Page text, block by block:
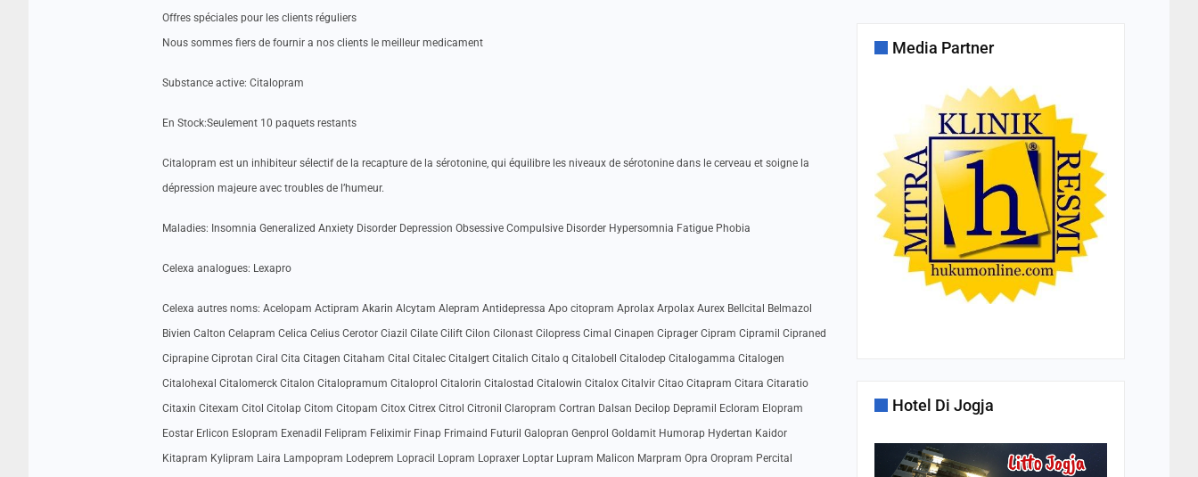
Offres spéciales pour les clients réguliers
Nous sommes fiers de fournir a nos clients le meilleur medicament
Substance active: Citalopram
En Stock:Seulement 10 paquets restants
Citalopram est un inhibiteur sélectif de la recapture de la sérotonine, qui équilibre les niveaux de sérotonine dans le cerveau et soigne la
dépression majeure avec troubles de l’humeur.
Maladies: Insomnia Generalized Anxiety Disorder Depression Obsessive Compulsive Disorder Hypersomnia Fatigue Phobia
Celexa analogues: Lexapro
Celexa autres noms: Acelopam Actipram Akarin Alcytam Alepram Antidepressa Apo citopram Aprolax Arpolax Aurex Bellcital Belmazol
Bivien Calton Celapram Celica Celius Cerotor Ciazil Cilate Cilift Cilon Cilonast Cilopress Cimal Cinapen Ciprager Cipram Cipramil Cipraned
Ciprapine Ciprotan Ciral Cita Citagen Citaham Cital Citalec Citalgert Citalich Citalo q Citalobell Citalodep Citalogamma Citalogen
Citalohexal Citalomerck Citalon Citalopramum Citaloprol Citalorin Citalostad Citalowin Citalox Citalvir Citao Citapram Citara Citaratio
Citaxin Citexam Citol Citolap Citom Citopam Citox Citrex Citrol Citronil Claropram Cortran Dalsan Decilop Depramil Ecloram Elopram
Eostar Erlicon Eslopram Exenadil Felipram Feliximir Finap Frimaind Futuril Galopran Genprol Goldamit Humorap Hydertan Kaidor
Kitapram Kylipram Laira Lampopram Lodeprem Lopracil Lopram Lopraxer Loptar Lupram Malicon Marpram Opra Oropram Percital
Media Partner
Hotel Di Jogja